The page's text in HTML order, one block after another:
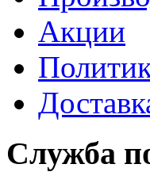
Акции
Служба